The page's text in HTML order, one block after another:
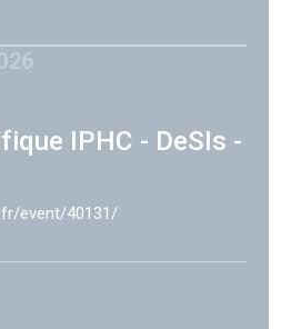
IPHC - DeSIs -
event/40131/